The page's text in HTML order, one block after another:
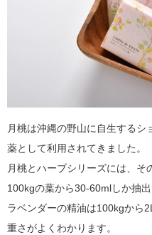
月桃は沖縄の野山に自生する
薬として利用されてきました。
月桃とハーブシリーズには、そ
100kgの葉から30-60mlしか抽
ラベンダーの精油は100kgから
重さがよくわかります。